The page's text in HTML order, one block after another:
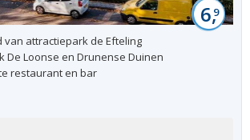
6,9
van attractiepark de Efteling
De Loonse en Drunense Duinen
restaurant en bar